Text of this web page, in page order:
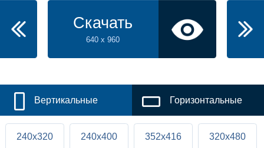
Скачать
640 x 960
Вертикальные Горизонтальные
240x320 240x400 352x416 320x480